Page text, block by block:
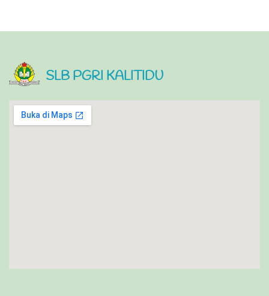
SLB PGRI KALITIDU